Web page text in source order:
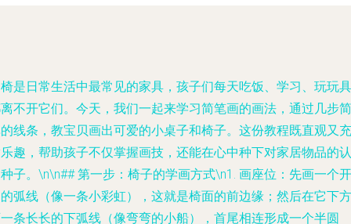
是日常生活中最常见的家具，孩子们每天吃饭、学习、玩玩具
不开它们。今天，我们一起来学习简笔画的画法，通过几步简
线条，教宝贝画出可爱的小桌子和椅子。这份教程既直观又充
趣，帮助孩子不仅掌握画技，还能在心中种下对家居物品的认
子。\n\n## 第一步：椅子的学画方式\n1. 画座位 ：先画一个开
弧线（像一条小彩虹），这就是椅面的前边缘；然后在它下方
条长长的下弧线（像弯弯的小船），首尾相连形成一个半圆